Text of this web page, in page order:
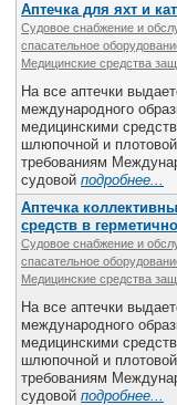
Аптечка для яхт и
Судовое снабжение и
спасательное
Медицинские средства
На все аптечки
международного
медицинскими
шлюпочной и плотовой
требованиям
судовой подробнее...
Аптечка
средств в
Судовое снабжение и
спасательное
Медицинские средства
На все аптечки
международного
медицинскими
шлюпочной и плотовой
требованиям
судовой подробнее...